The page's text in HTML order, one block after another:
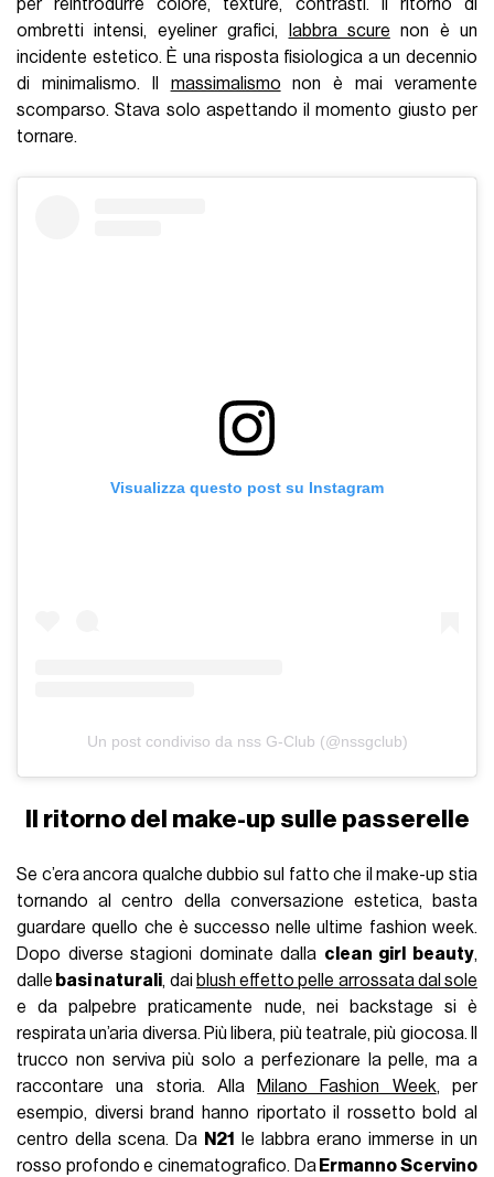
per reintrodurre colore, texture, contrasti. Il ritorno di
ombretti intensi, eyeliner grafici,
labbra scure non è un
incidente estetico. È una risposta fisiologica a un decennio
di minimalismo. Il massimalismo non è mai veramente
scomparso. Stava solo aspettando il momento giusto per
tornare.
Visualizza questo post su Instagram
Un post condiviso da nss G-Club (@nssgclub)
Il ritorno del make-up sulle passerelle
Se c’era ancora qualche dubbio sul fatto che il make-up stia
tornando al centro della conversazione estetica, basta
guardare quello che è successo nelle ultime fashion week.
Dopo diverse stagioni dominate dalla clean girl beauty,
dalle basi naturali, dai blush effetto pelle arrossata dal sole
e da palpebre praticamente nude, nei backstage si è
respirata un’aria diversa. Più libera, più teatrale, più giocosa. Il
trucco non serviva più solo a perfezionare la pelle, ma a
raccontare una storia. Alla
Milano Fashion Week, per
esempio, diversi brand hanno riportato il rossetto bold al
centro della scena. Da N21
le labbra erano immerse in un
rosso profondo e cinematografico. DaErmanno Scervino